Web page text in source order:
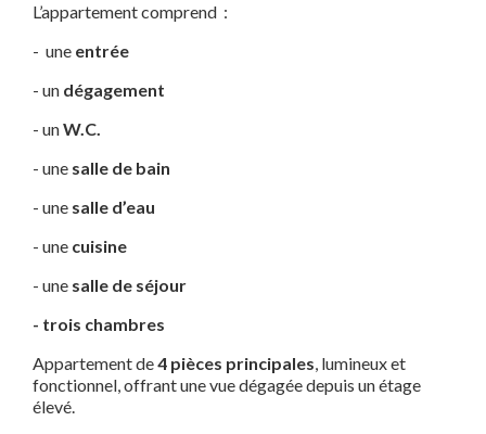
L’appartement comprend :
- une entrée
- un dégagement
- unW.C.
- une salle de bain
- une salle d’eau
- une cuisine
- une salle de séjour
- trois chambres
Appartement de4 pièces principales, lumineux et
fonctionnel, offrant une vue dégagée depuis un étage
élevé.